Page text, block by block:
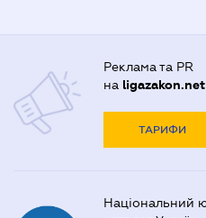
Реклама та PR
на ligazakon.net
ТАРИФИ
Національний